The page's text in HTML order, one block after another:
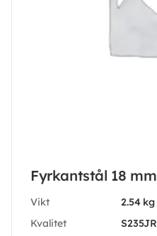
Fyrkantstål 18 mm
Vikt
2.54 kg
Kvalitet
S235JR